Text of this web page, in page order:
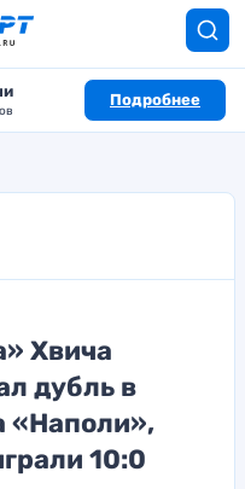
Подробнее
Хвича
дубль в
«Наполи»,
10:0